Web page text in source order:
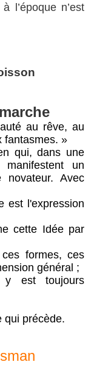
l’époque n’est
au rêve, au
fantasmes. »
qui, dans une
un
novateur. Avec
est l'expression
cette Idée par
formes, ces
général ;
y est toujours
qui précède.